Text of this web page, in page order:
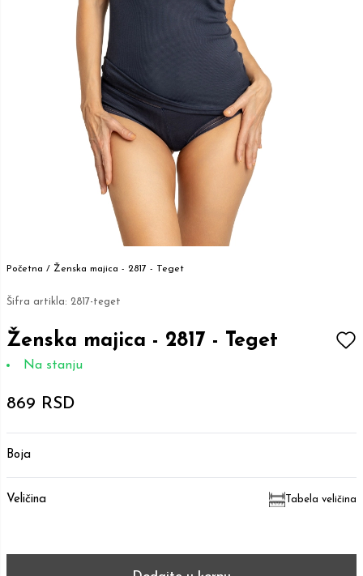
Početna / Ženska majica - 2817 - Teget
Šifra artikla: 2817-teget
Ženska majica - 2817 - Teget
Na stanju
869 RSD
Boja
Veličina Tabela veličina